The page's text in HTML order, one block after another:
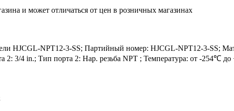
и может отличаться от цен в розничных магазинах
HJCGL-NPT12-3-SS; Партийный номер: HJCGL-NPT12-3-SS;
2: 3/4 in.; Тип порта 2: Нар. резьба NPT ; Температура: от -254℃